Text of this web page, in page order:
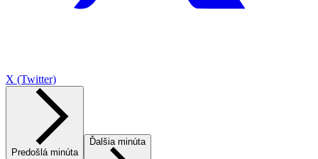
X (Twitter)
Predošlá minúta
Ďalšia minúta